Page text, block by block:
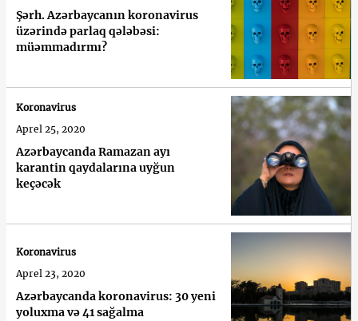
Şərh. Azərbaycanın koronavirus
üzərində parlaq qələbəsi:
müəmmadırmı?
Azərbaycanda Ramazan ayı
karantin qaydalarına uyğun
keçəcək
Koronavirus
Aprel 25, 2020
Azərbaycanda koronavirus: 30 yeni
yoluxma və 41 sağalma
Koronavirus
Aprel 23, 2020